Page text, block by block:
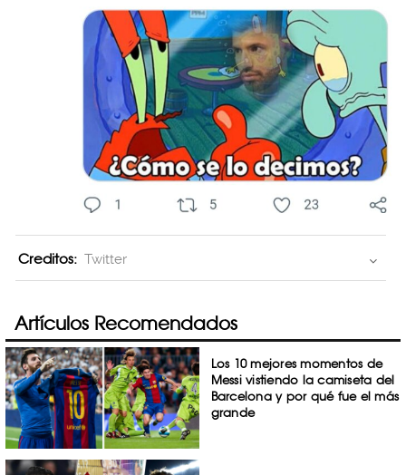
Creditos: Twitter
Artículos Recomendados
Los 10 mejores momentos de
Messi vistiendo la camiseta del
Barcelona y por qué fue el más
grande